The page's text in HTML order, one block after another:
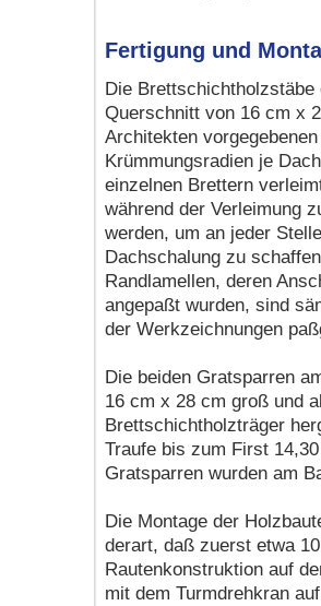
Fertigung und
Die
Querschnitt von 16 cm x
Architekten
Krümmungsradien je
einzelnen Brettern
während der Verleimung
werden, um an jeder
Dachschalung zu
Randlamellen, deren
angepaßt wurden, sind
der Werkzeichnungen
Die beiden Gratsparren
16 cm x 28 cm groß und
Brettschichtholzträger
Traufe bis zum First
Gratsparren wurden am
Die Montage der
derart, daß zuerst etwa
Rautenkonstruktion auf
mit dem Turmdrehkran